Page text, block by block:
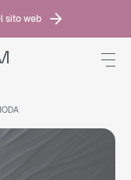
sito web